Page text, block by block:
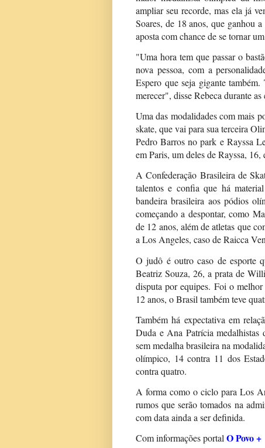
ampliar seu recorde, mas ela já
Soares, de 18 anos, que ganhou
aposta com chance de se tornar
"Uma hora tem que passar o
nova pessoa, com a
Espero que seja gigante
merecer", disse Rebeca durante
Uma das modalidades com mais
skate, que vai para sua terceira
Pedro Barros no park e Rayssa
em Paris, um deles de Rayssa,
A Confederação Brasileira de
talentos e confia que há
bandeira brasileira aos pódios
começando a despontar, como
de 12 anos, além de atletas que
a Los Angeles, caso de Raicca
O judô é outro caso de esporte
Beatriz Souza, 26, a prata de
disputa por equipes. Foi o
12 anos, o Brasil também teve
Também há expectativa em
Duda e Ana Patrícia medalhistas
sem medalha brasileira na
olímpico, 14 contra 11 dos
contra quatro.
A forma como o ciclo para Los
rumos que serão tomados na
com data ainda a ser definida.
Com informações portalO Povo +